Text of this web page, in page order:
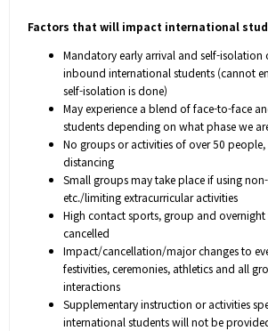
Factors that will impact international
Mandatory early arrival and self-isolation
inbound international students (cannot
self-isolation is done)
May experience a blend of face-to-face
students depending on what phase we
No groups or activities of over 50
distancing
Small groups may take place if using
etc./limiting extracurricular activities
High contact sports, group and
cancelled
Impact/cancellation/major changes to
festivities, ceremonies, athletics and all
interactions
Supplementary instruction or activities
international students will not be